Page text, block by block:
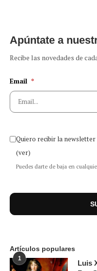
Apúntate a
Recibe las novedades de
Email *
Quiero recibir la
(ver)
Puedes darte de baja en
Artículos populares
1
Luis